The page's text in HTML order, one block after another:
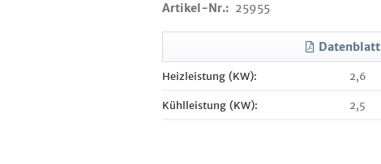
Artikel-Nr.: 25955
Datenblatt
Heizleistung (KW): 2,6
Kühlleistung (KW): 2,5